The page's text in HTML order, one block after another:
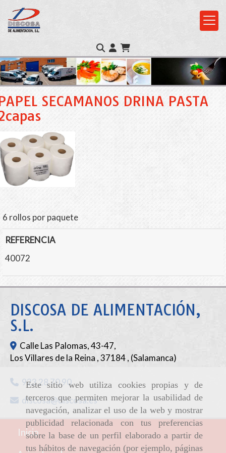
Este sitio web utiliza cookies propias y de
terceros que permiten mejorar la usabilidad de
navegación, analizar el uso de la web y mostrar
publicidad relacionada con tus preferencias
sobre la base de un perfil elaborado a partir de
tus hábitos de navegación (por ejemplo, páginas
SECAMANOS DRINA PASTA
6 rollos por paquete
REFERENCIA
40072
DISCOSA DE ALIMENTACIÓN,
S.L.
Calle Las Palomas, 43-47,
Los Villares de la Reina ,37184, (Salamanca)
923 28 70 90
discosa
discosa.es
Inicio